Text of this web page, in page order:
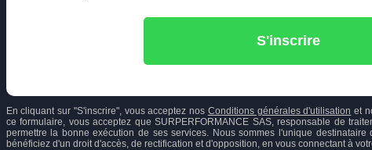
S'inscrire
En cliquant sur "S'inscrire", vous acceptez nos Conditions générales d'utilisation et
ce formulaire, vous acceptez que SURPERFORMANCE SAS, responsable de
permettre la bonne exécution de ses services. Nous sommes l'unique
bénéficiez d'un droit d'accès, de rectification et d'opposition, en vous connectant à